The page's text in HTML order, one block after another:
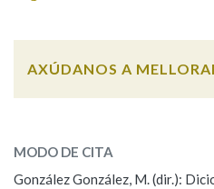
Marcas gramaticais
AXÚDANOS A
ESCOLLE UNHA OPCIÓN:
MODO DE CITA
González González, M. (dir.):